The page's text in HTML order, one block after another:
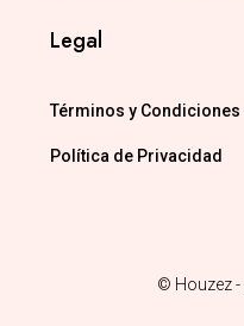
Legal
Términos y Condiciones
Política de Privacidad
© Houzez -